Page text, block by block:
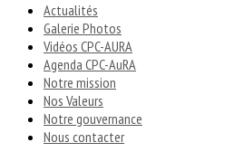
Actualités
Galerie Photos
Vidéos CPC-AURA
Agenda CPC-AuRA
Notre mission
Nos Valeurs
Notre gouvernance
Nous contacter